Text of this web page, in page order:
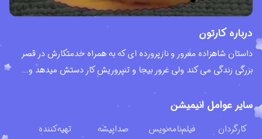
درباره کارتون
داستان شاهزاده مغرور و نازپرورده ای که به همراه خدمتکارش در قصر
بزرگی زندگی می کند ولی غرور بیجا و تنپروریش کار دستش میدهد و...
سایر عوامل انیمیشن
کارگردان فیلم‌نامه‌نویس صداپیشه تهیه‌کننده